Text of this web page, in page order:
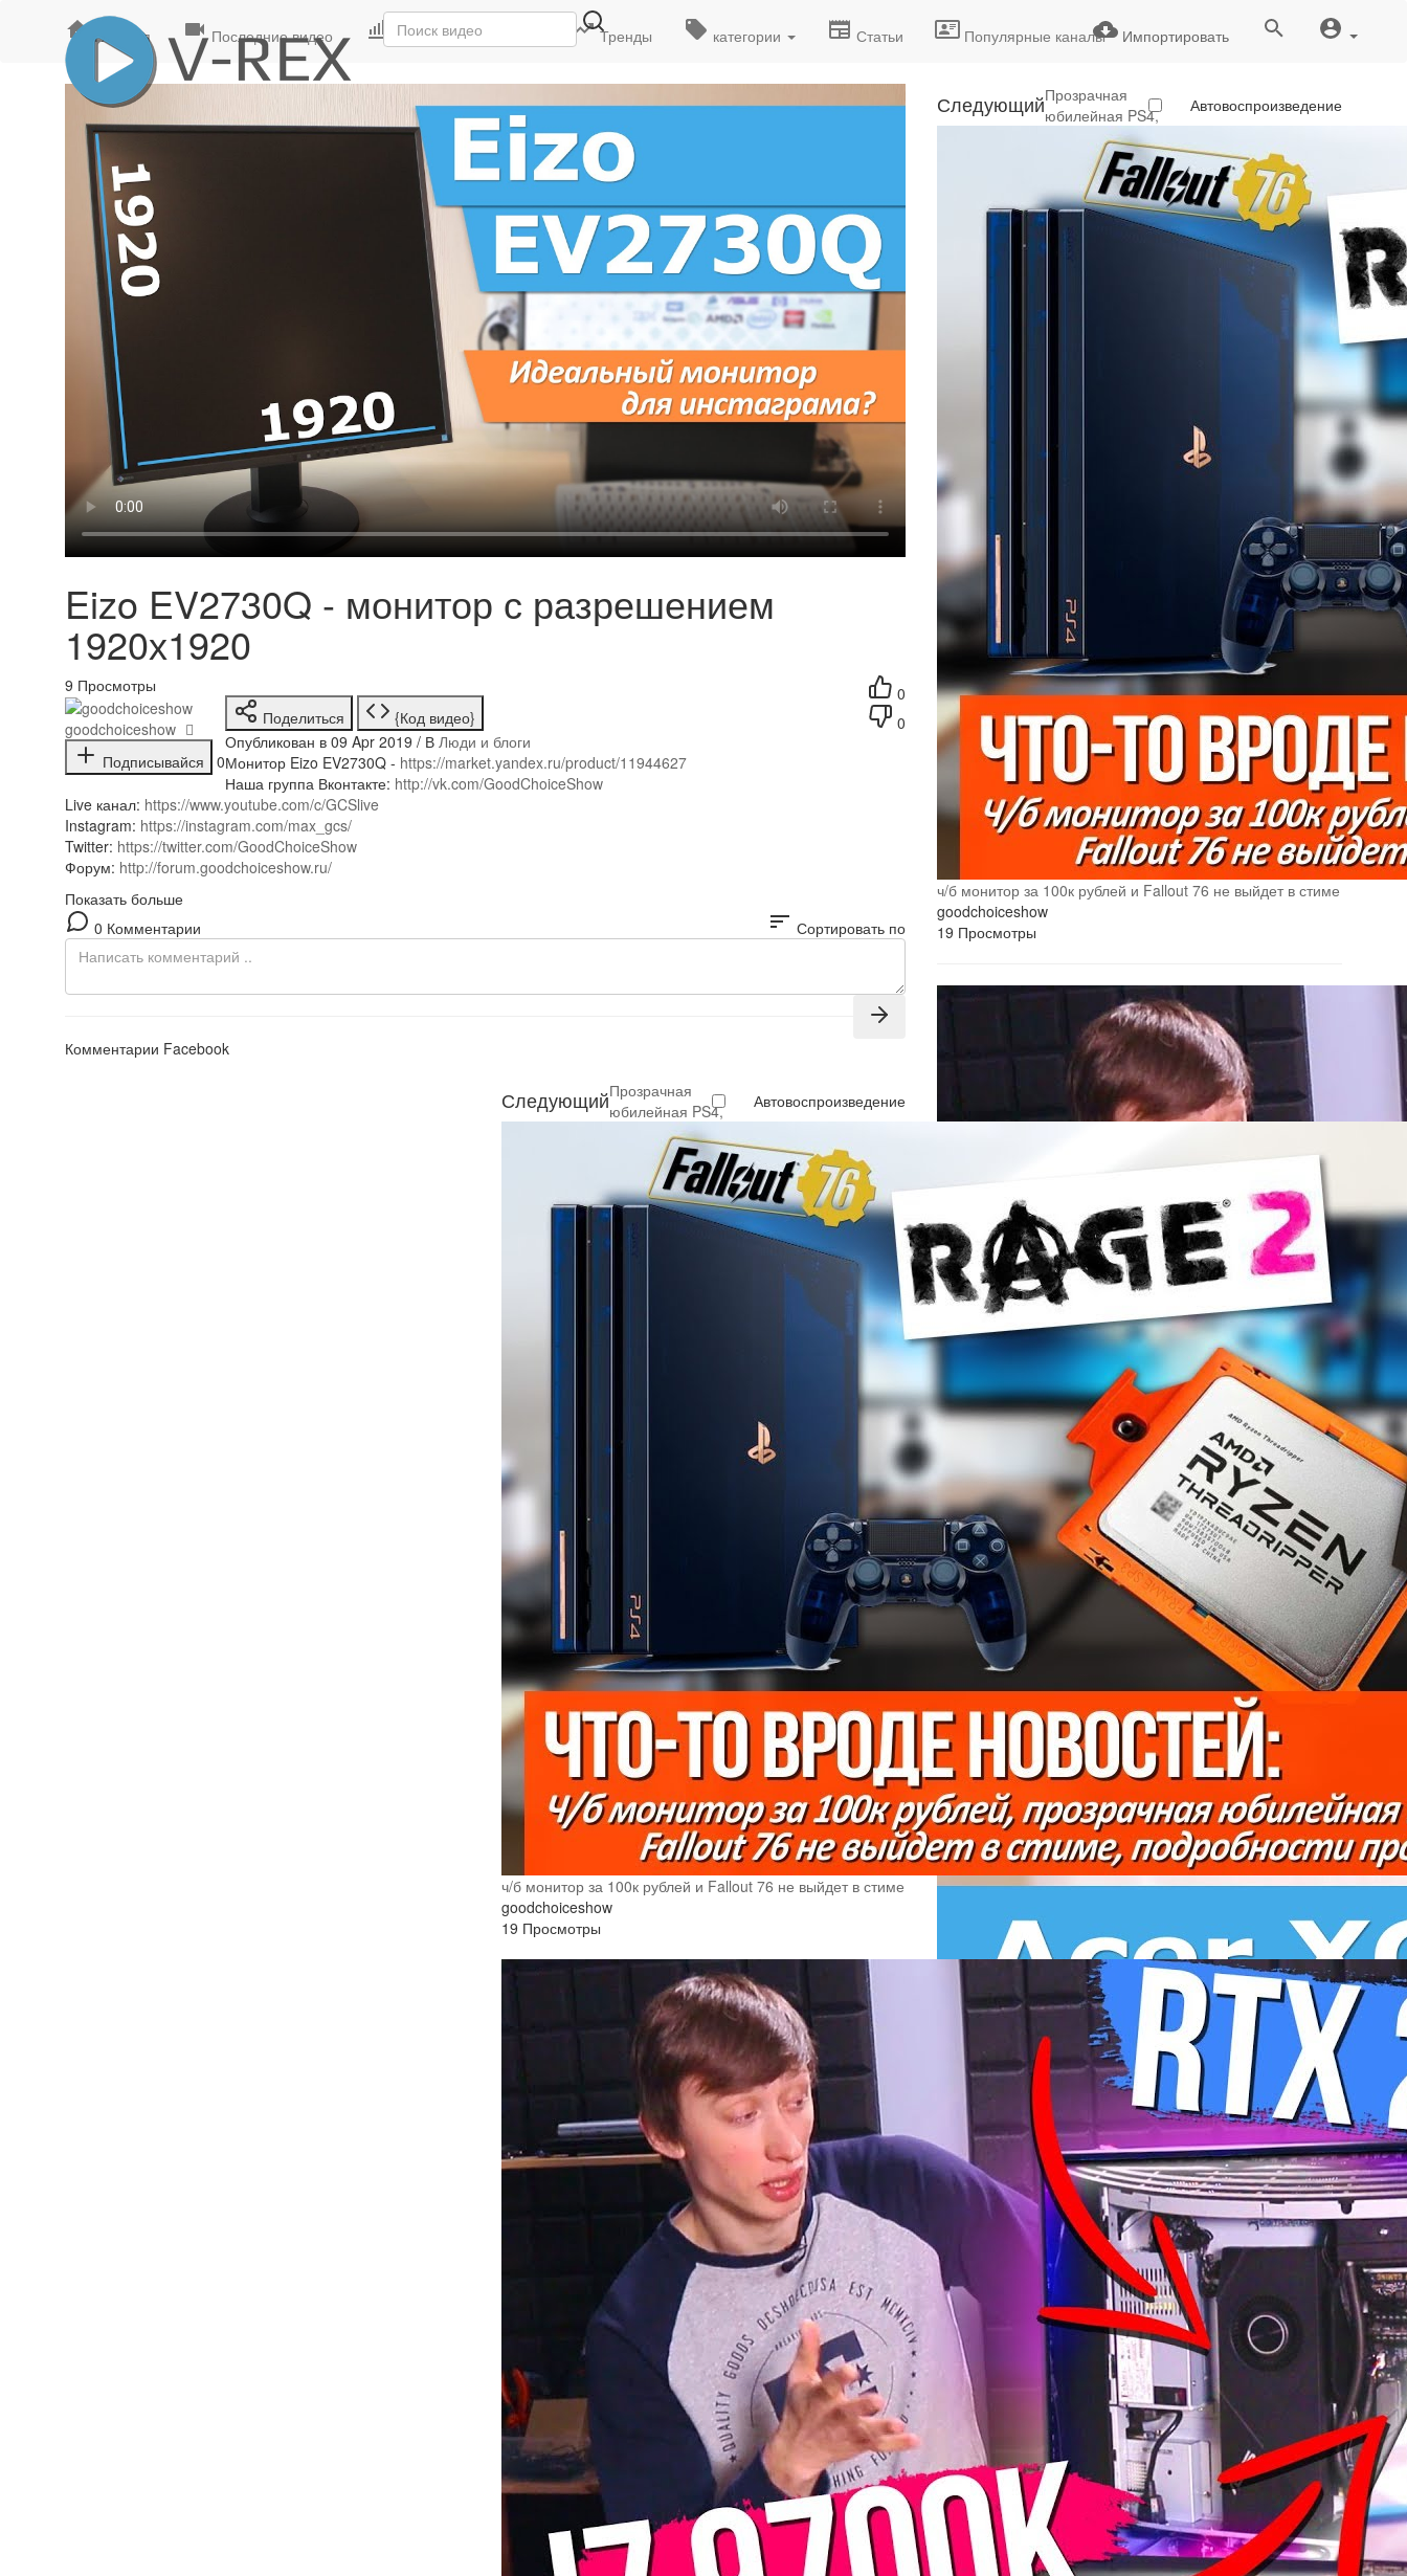
Импортировать
Главная Последние видео Лучшие видеоролики Тренды категории Статьи Популярные каналы
Следующий Автовоспроизведение
Прозрачная
юбилейная PS4,
ч/б монитор за 100к рублей и Fallout 76 не выйдет в стиме
goodchoiceshow
19 Просмотры
Что будет, если в монитор запихнуть RTX 2080 и i7
9700k?
goodchoiceshow
16 Просмотры
Eizo EV2730Q - монитор с разрешением
1920х1920
0
0
9 Просмотры
goodchoiceshow
Подписывайся
0
Поделиться
{Код видео}
Опубликован в 09 Apr 2019 / В Люди и блоги
Монитор Eizo EV2730Q - https://market.yandex.ru/product/11944627
Наша группа Вконтакте: http://vk.com/GoodChoiceShow
Live канал: https://www.youtube.com/c/GCSlive
Instagram: https://instagram.com/max_gcs/
Twitter: https://twitter.com/GoodChoiceShow
Форум: http://forum.goodchoiceshow.ru/
Показать больше
0 Комментарии
sort Сортировать по
Комментарии Facebook
Следующий Автовоспроизведение
Прозрачная
юбилейная PS4,
ч/б монитор за 100к рублей и Fallout 76 не выйдет в стиме
goodchoiceshow
19 Просмотры